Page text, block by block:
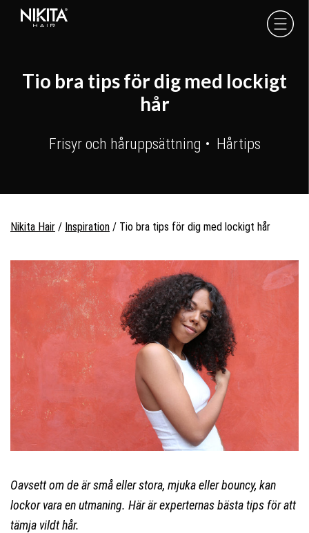
Skip
Skip
Skip
Tio bra tips för dig med lockigt
hår
Frisyr och håruppsättning Hårtips
Nikita Hair / Inspiration / Tio bra tips för dig med lockigt hår
Oavsett om de är små eller stora, mjuka eller bouncy, kan
lockor vara en utmaning. Här är experternas bästa tips för att
tämja vildt hår.